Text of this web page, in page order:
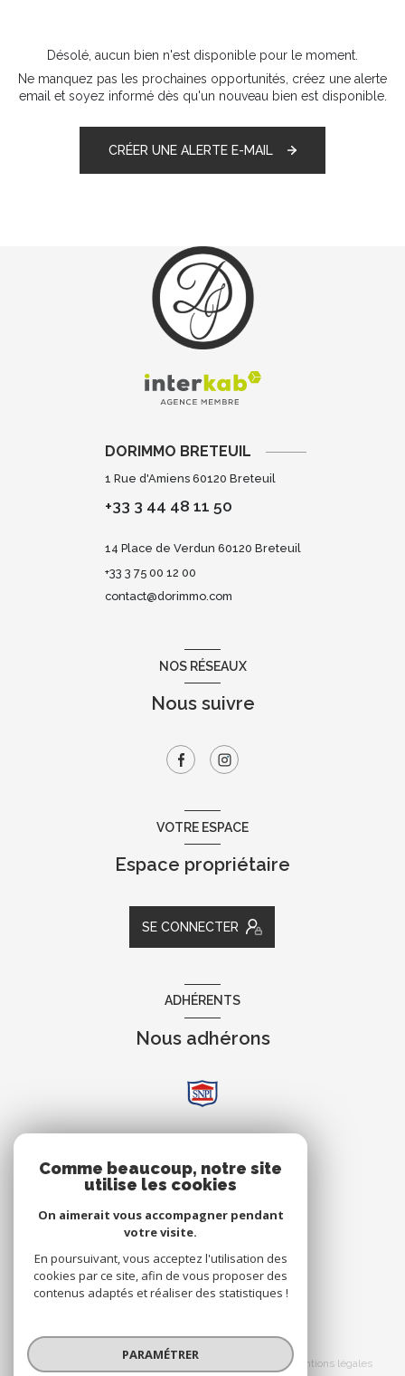
Désolé, aucun bien n'est disponible pour le moment.
Ne manquez pas les prochaines opportunités, créez une alerte
email et soyez informé dès qu'un nouveau bien est disponible.
CRÉER UNE ALERTE E-MAIL
DORIMMO BRETEUIL
1 Rue d'Amiens 60120 Breteuil
+33 3 44 48 11 50
14 Place de Verdun 60120 Breteuil
+33 3 75 00 12 00
contact@dorimmo.com
NOS RÉSEAUX
Nous suivre
VOTRE ESPACE
Espace propriétaire
SE CONNECTER
ADHÉRENTS
Nous adhérons
Clients
© 2026 | Tous droits réservés
Mentions légales
Comme beaucoup, notre site
utilise les cookies
On aimerait vous accompagner pendant
votre visite.
En poursuivant, vous acceptez l'utilisation des
cookies par ce site, afin de vous proposer des
contenus adaptés et réaliser des statistiques !
PARAMÉTRER